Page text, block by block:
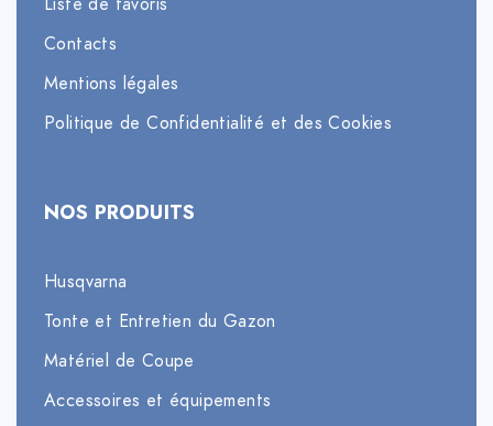
Contacts
Mentions légales
Politique de Confidentialité et des Cookies
NOS PRODUITS
Husqvarna
Tonte et Entretien du Gazon
Matériel de Coupe
Accessoires et équipements